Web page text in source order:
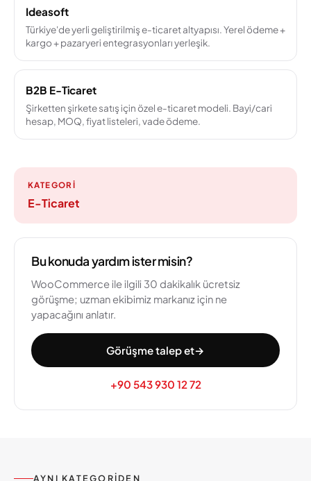
Ideasoft
Türkiye'de yerli geliştirilmiş e-ticaret altyapısı. Yerel ödeme +
kargo + pazaryeri entegrasyonları yerleşik.
B2B E-Ticaret
Şirketten şirkete satış için özel e-ticaret modeli. Bayi/cari
hesap, MOQ, fiyat listeleri, vade ödeme.
KATEGORI
E-Ticaret
Bu konuda yardım ister misin?
WooCommerce ile ilgili 30 dakikalık ücretsiz
görüşme; uzman ekibimiz markanız için ne
yapacağını anlatır.
Görüşme talep et→
+90 543 930 12 72
AYNI KATEGORIDEN